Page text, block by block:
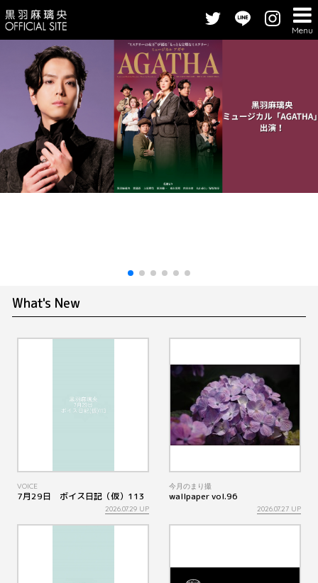
Menu
What's New
VOICE
7月29日 ボイス日記（仮）113
2026.07.29 UP
今月のまり撮
wallpaper vol.96
2026.07.27 UP